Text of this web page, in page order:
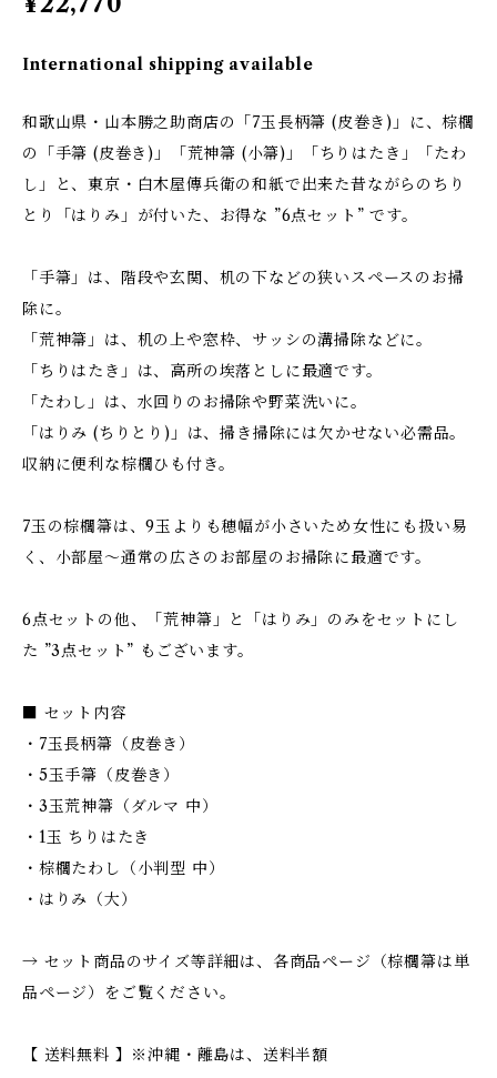
International shipping available
和歌山県・山本勝之助商店の「7玉長柄箒 (皮巻き)」に、棕櫚
の「手箒 (皮巻き)」「荒神箒 (小箒)」「ちりはたき」「たわ
し」と、東京・白木屋傳兵衛の和紙で出来た昔ながらのちり
とり「はりみ」が付いた、お得な ”6点セット” です。
「手箒」は、階段や玄関、机の下などの狭いスペースのお掃
除に。
「荒神箒」は、机の上や窓枠、サッシの溝掃除などに。
「ちりはたき」は、高所の埃落としに最適です。
「たわし」は、水回りのお掃除や野菜洗いに。
「はりみ (ちりとり)」は、掃き掃除には欠かせない必需品。
収納に便利な棕櫚ひも付き。
7玉の棕櫚箒は、9玉よりも穂幅が小さいため女性にも扱い易
く、小部屋〜通常の広さのお部屋のお掃除に最適です。
6点セットの他、「荒神箒」と「はりみ」のみをセットにし
た ”3点セット” もございます。
■ セット内容
・7玉長柄箒（皮巻き）
・5玉手箒（皮巻き）
・3玉荒神箒（ダルマ 中）
・1玉 ちりはたき
・棕櫚たわし（小判型 中）
・はりみ（大）
→ セット商品のサイズ等詳細は、各商品ページ（棕櫚箒は単
品ページ）をご覧ください。
【 送料無料 】※沖縄・離島は、送料半額